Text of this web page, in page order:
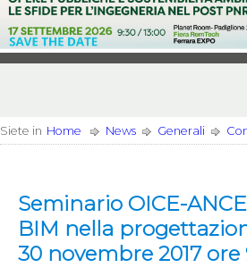
Siete in Home News Generali
Seminario OICE-
BIM nella
30 novembre 2017 ore